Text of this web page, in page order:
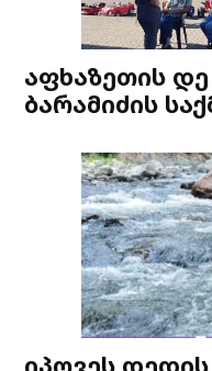
აფხაზეთის
ბარამიძის
იპოვეს